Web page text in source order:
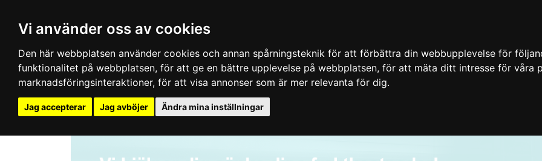
Vi använder oss av cookies
Den här webbplatsen använder cookies och annan spårningsteknik för att förbättra din webbupplevelse för
funktionalitet på webbplatsen, för att ge en bättre upplevelse på webbplatsen, för att mäta ditt intresse för våra
marknadsföringsinteraktioner, för att visa annonser som är mer relevanta för dig.
Jag accepterar Jag avböjer Ändra mina inställningar